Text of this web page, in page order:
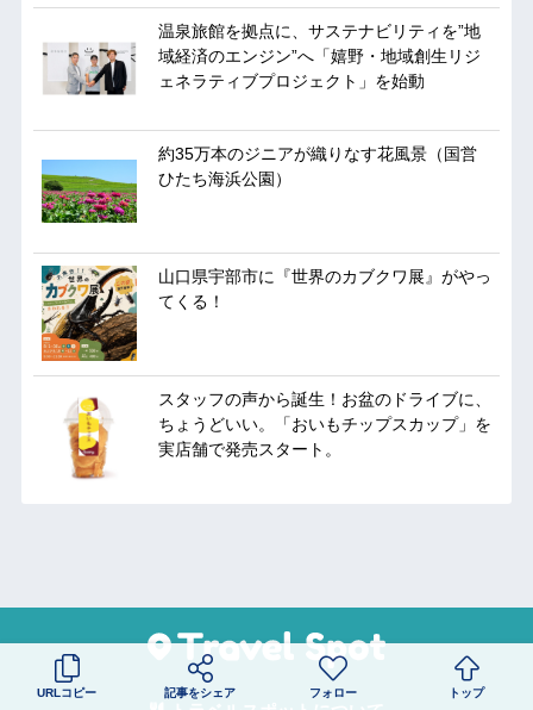
温泉旅館を拠点に、サステナビリティを”地
域経済のエンジン”へ「嬉野・地域創生リジ
ェネラティブプロジェクト」を始動
約35万本のジニアが織りなす花風景（国営
ひたち海浜公園）
山口県宇部市に『世界のカブクワ展』がやっ
てくる！
スタッフの声から誕生！お盆のドライブに、
ちょうどいい。「おいもチップスカップ」を
実店舗で発売スタート。
URLコピー 記事をシェア フォロー トップ